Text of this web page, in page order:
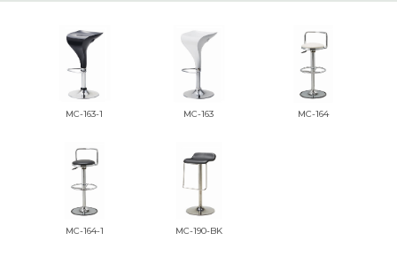
MC-163-1 MC-163 MC-164
MC-164-1 MC-190-BK